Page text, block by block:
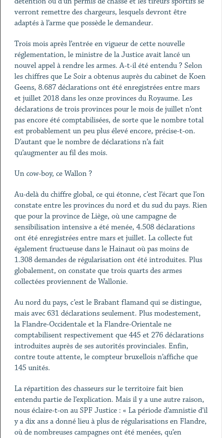
verront remettre des chargeurs, lesquels devront être
adaptés à l’arme que possède le demandeur.
Trois mois après l’entrée en vigueur de cette nouvelle
réglementation, le ministre de la Justice avait lancé un
nouvel appel à rendre les armes. A-t-il été entendu ? Selon
les chiffres que Le Soir a obtenus auprès du cabinet de Koen
Geens, 8.687 déclarations ont été enregistrées entre mars
et juillet 2018 dans les onze provinces du Royaume. Les
déclarations de trois provinces pour le mois de juillet n’ont
pas encore été comptabilisées, de sorte que le nombre total
est probablement un peu plus élevé encore, précise-t-on.
D’autant que le nombre de déclarations n’a fait
qu’augmenter au fil des mois.
Un cow-boy, ce Wallon ?
Au-delà du chiffre global, ce qui étonne, c’est l’écart que l’on
constate entre les provinces du nord et du sud du pays. Rien
que pour la province de Liège, où une campagne de
sensibilisation intensive a été menée, 4.508 déclarations
ont été enregistrées entre mars et juillet. La collecte fut
également fructueuse dans le Hainaut où pas moins de
1.308 demandes de régularisation ont été introduites. Plus
globalement, on constate que trois quarts des armes
collectées proviennent de Wallonie.
Au nord du pays, c’est le Brabant flamand qui se distingue,
mais avec 631 déclarations seulement. Plus modestement,
la Flandre-Occidentale et la Flandre-Orientale ne
comptabilisent respectivement que 445 et 276 déclarations
introduites auprès de ses autorités provinciales. Enfin,
contre toute attente, le compteur bruxellois n’affiche que
145 unités.
La répartition des chasseurs sur le territoire fait bien
entendu partie de l’explication. Mais il y a une autre raison,
nous éclaire-t-on au SPF Justice : « La période d’amnistie d’il
y a dix ans a donné lieu à plus de régularisations en Flandre,
où de nombreuses campagnes ont été menées, qu’en